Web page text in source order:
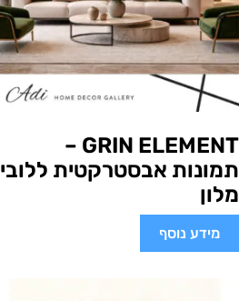
GRIN ELEMENT –
תמונות אבסטרקטית ללובי
מלון
מידע נוסף